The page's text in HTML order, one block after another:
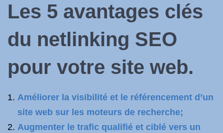
Les 5 avantages clés
du netlinking SEO
pour votre site web.
Améliorer la visibilité et le référencement d’un
site web sur les moteurs de recherche;
Augmenter le trafic qualifié et ciblé vers un